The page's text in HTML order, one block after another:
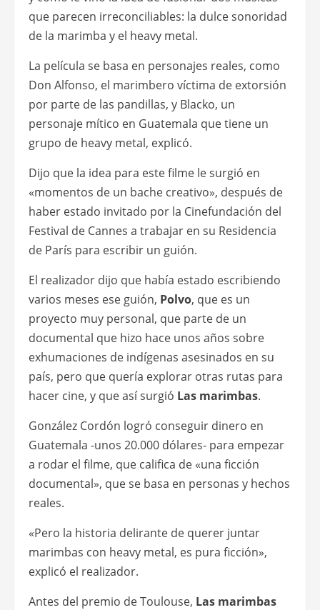
que parecen irreconciliables: la dulce sonoridad
de la marimba y el heavy metal.
La película se basa en personajes reales, como
Don Alfonso, el marimbero víctima de extorsión
por parte de las pandillas, y Blacko, un
personaje mítico en Guatemala que tiene un
grupo de heavy metal, explicó.
Dijo que la idea para este filme le surgió en
«momentos de un bache creativo», después de
haber estado invitado por la Cinefundación del
Festival de Cannes a trabajar en su Residencia
de París para escribir un guión.
El realizador dijo que había estado escribiendo
varios meses ese guión, Polvo, que es un
proyecto muy personal, que parte de un
documental que hizo hace unos años sobre
exhumaciones de indígenas asesinados en su
país, pero que quería explorar otras rutas para
hacer cine, y que así surgió Las marimbas.
González Cordón logró conseguir dinero en
Guatemala -unos 20.000 dólares- para empezar
a rodar el filme, que califica de «una ficción
documental», que se basa en personas y hechos
reales.
«Pero la historia delirante de querer juntar
marimbas con heavy metal, es pura ficción»,
explicó el realizador.
Antes del premio de Toulouse, Las marimbas